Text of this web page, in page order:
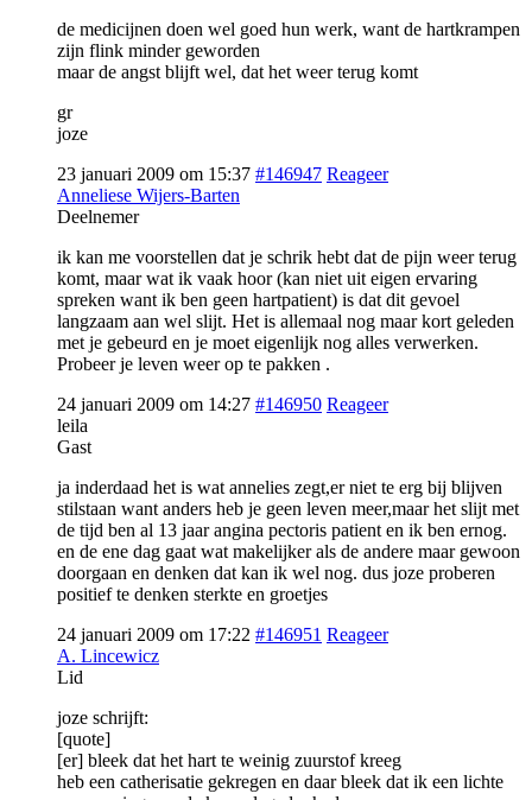
de medicijnen doen wel goed hun werk, want de hartkrampen
zijn flink minder geworden
maar de angst blijft wel, dat het weer terug komt
gr
joze
23 januari 2009 om 15:37 #146947 Reageer
Anneliese Wijers-Barten
Deelnemer
ik kan me voorstellen dat je schrik hebt dat de pijn weer terug
komt, maar wat ik vaak hoor (kan niet uit eigen ervaring
spreken want ik ben geen hartpatient) is dat dit gevoel
langzaam aan wel slijt. Het is allemaal nog maar kort geleden
met je gebeurd en je moet eigenlijk nog alles verwerken.
Probeer je leven weer op te pakken .
24 januari 2009 om 14:27 #146950 Reageer
leila
Gast
ja inderdaad het is wat annelies zegt,er niet te erg bij blijven
stilstaan want anders heb je geen leven meer,maar het slijt met
de tijd ben al 13 jaar angina pectoris patient en ik ben ernog.
en de ene dag gaat wat makelijker als de andere maar gewoon
doorgaan en denken dat kan ik wel nog. dus joze proberen
positief te denken sterkte en groetjes
24 januari 2009 om 17:22 #146951 Reageer
A. Lincewicz
Lid
joze schrijft:
[quote]
[er] bleek dat het hart te weinig zuurstof kreeg
heb een catherisatie gekregen en daar bleek dat ik een lichte